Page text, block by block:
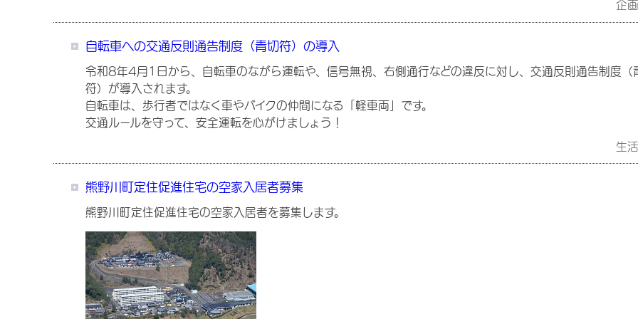
企
自転車への交通反則通告制度（青切符）の導入
令和8年4月1日から、自転車のながら運転や、信号無視、右側通行などの違反に対し、交通反則通告制度（
符）が導入されます。
自転車は、歩行者ではなく車やバイクの仲間になる「軽車両」です。
交通ルールを守って、安全運転を心がけましょう！
生
熊野川町定住促進住宅の空家入居者募集
熊野川町定住促進住宅の空家入居者を募集します。